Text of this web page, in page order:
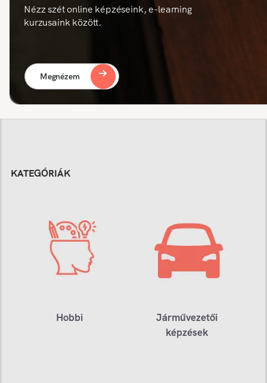
Nézz szét online képzéseink, e-learning
kurzusaink között.
Megnézem
KATEGÓRIÁK
Hobbi
Járművezetői
képzések